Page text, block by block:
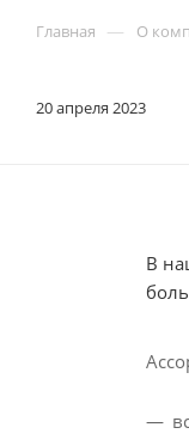
Главная — О
20 апреля 2023
В